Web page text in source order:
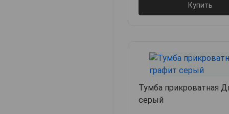
Купить
Тумба прикроватная
серый